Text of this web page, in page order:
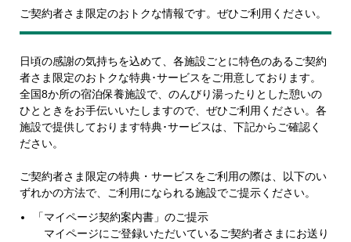
ご契約者さま限定のおトクな情報です。ぜひご利用ください。
日頃の感謝の気持ちを込めて、各施設ごとに特色のあるご契約
者さま限定のおトクな特典･サービスをご用意しております。
全国8か所の宿泊保養施設で、のんびり湯ったりとした憩いの
ひとときをお手伝いいたしますので、ぜひご利用ください。各
施設で提供しております特典･サービスは、下記からご確認く
ださい。
ご契約者さま限定の特典・サービスをご利用の際は、以下のい
ずれかの方法で、ご利用になられる施設でご提示ください。
「マイページ契約案内書」のご提示
マイページにご登録いただいているご契約者さまにお送り